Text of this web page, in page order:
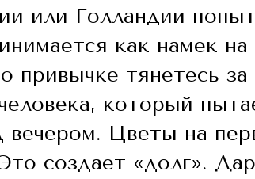
или Голландии
как намек
привычке тянетесь
который
вечером. Цветы на
создает «долг».